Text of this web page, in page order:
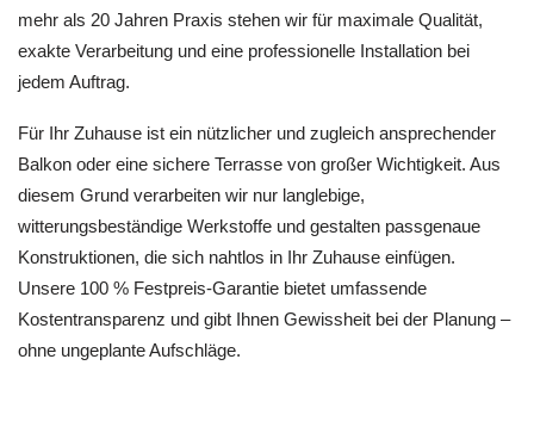
mehr als 20 Jahren Praxis stehen wir für maximale Qualität,
exakte Verarbeitung und eine professionelle Installation bei
jedem Auftrag.
Für Ihr Zuhause ist ein nützlicher und zugleich ansprechender
Balkon oder eine sichere Terrasse von großer Wichtigkeit. Aus
diesem Grund verarbeiten wir nur langlebige,
witterungsbeständige Werkstoffe und gestalten passgenaue
Konstruktionen, die sich nahtlos in Ihr Zuhause einfügen.
Unsere 100 % Festpreis-Garantie bietet umfassende
Kostentransparenz und gibt Ihnen Gewissheit bei der Planung –
ohne ungeplante Aufschläge.